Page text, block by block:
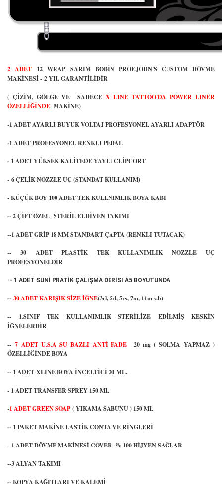
2 ADET 12 WRAP SARIM BOBİN PROF.JOHN'S CUSTOM DÖVME
MAKİNESİ - 2 YIL GARANTİLİDİR
( ÇİZİM, GÖLGE VE SADECEX LINE TATTOO'DA POWER LINER
ÖZELLİĞİNDE MAKİNE)
-1 ADET AYARLI BUYUK VOLTAJ PROFESYONEL AYARLI ADAPTÖR
-1 ADET PROFESYONEL RENKLI PEDAL
- 1 ADET YÜKSEK KALİTEDE YAYLI CLİPCORT
- 6 ÇELİK NOZZLE UÇ (STANDAT KULLANIM)
- KÜÇÜK BOY 100 ADET TEK KULLNIMLIK BOYA KABI
-- 2 ÇİFT ÖZEL STERİL ELDİVEN TAKIMI
--1 ADET GRİP 18 MM STANDART ÇAPTA (RENKLI TUTACAK)
-- 30 ADET PLASTİK TEK KULLANIMLIK NOZZLE UÇ
PROFESYONELDİR
-- 1 ADET SUNİ PRATİK ÇALIŞMA DERİSİ A5 BOYUTUNDA
-- 30 ADET KARIŞIK SİZE İĞNE(3rl, 5rl, 5rs, 7m, 11m v.b)
-- 1.SINIF TEK KULLANIMLIK STERİLİZE EDİLMİŞ KESKİN
İĞNELERDİR
--7 ADET U.S.A SU BAZLI ANTİ FADE 20 mg ( SOLMA YAPMAZ )
ÖZELLİĞİNDE BOYA
-- 1 ADET XLINE BOYA İNCELTİCİ 20 ML.
- 1 ADET TRANSFER SPREY 150 ML
-1 ADET GREEN SOAP( YIKAMA SABUNU ) 150 ML
-- 1 PAKET MAKİNE LASTİK CONTA VE RİNGLERİ
--1 ADET DÖVME MAKİNESİ COVER- % 100 HİJYEN SAĞLAR
--3 ALYAN TAKIMI
-- KOPYA KAĞITLARI VE KALEMİ